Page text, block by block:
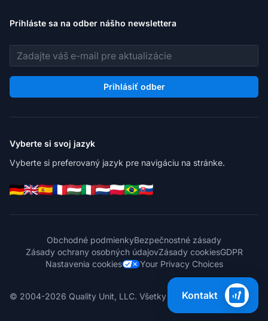
Prihláste sa na odber nášho newslettera
E-mailová adresa
Prihlásiť odber
Vyberte si svoj jazyk
Vyberte si preferovaný jazyk pre navigáciu na stránke.
Obchodné podmienkyBezpečnostné zásady
Zásady ochrany osobných údajovZásady cookiesGDPR
Nastavenia cookies
Your Privacy Choices
© 2004-2026 Quality Unit, LLC. Všetky práva vyhradené.
Kontakt